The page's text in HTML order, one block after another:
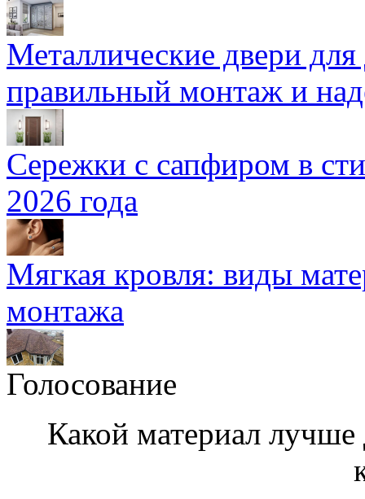
Металлические двери
правильный монтаж и
Сережки с сапфиром в
2026 года
Мягкая кровля: виды
монтажа
Голосование
Какой материал